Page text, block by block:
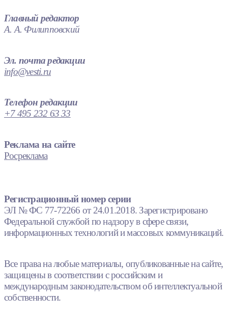
Главный редактор
А. А. Филипповский
Эл. почта редакции
info@vesti.ru
Телефон редакции
+7 495 232 63 33
Реклама на сайте
Росреклама
Регистрационный номер серии
ЭЛ № ФС 77-72266 от 24.01.2018. Зарегистрировано
Федеральной службой по надзору в сфере связи,
информационных технологий и массовых коммуникаций.
Все права на любые материалы, опубликованные на сайте,
защищены в соответствии с российским и
международным законодательством об интеллектуальной
собственности.